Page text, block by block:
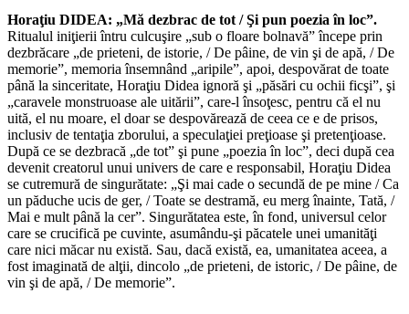
Horaţiu DIDEA: „Mă dezbrac de tot / Şi pun poezia în loc”.
Ritualul iniţierii întru culcuşire „sub o floare bolnavă” începe prin
dezbrăcare „de prieteni, de istorie, / De pâine, de vin şi de apă, / De
memorie”, memoria însemnând „aripile”, apoi, despovărat de toate
până la sinceritate, Horaţiu Didea ignoră şi „păsări cu ochii ficşi”, şi
„caravele monstruoase ale uitării”, care-l însoţesc, pentru că el nu
uită, el nu moare, el doar se despovărează de ceea ce e de prisos,
inclusiv de tentaţia zborului, a speculaţiei preţioase şi pretenţioase.
După ce se dezbracă „de tot” şi pune „poezia în loc”, deci după cea
devenit creatorul unui univers de care e responsabil, Horaţiu Didea
se cutremură de singurătate: „Şi mai cade o secundă de pe mine / Ca
un păduche ucis de ger, / Toate se destramă, eu merg înainte, Tată, /
Mai e mult până la cer”. Singurătatea este, în fond, universul celor
care se crucifică pe cuvinte, asumându-şi păcatele unei umanităţi
care nici măcar nu există. Sau, dacă există, ea, umanitatea aceea, a
fost imaginată de alţii, dincolo „de prieteni, de istoric, / De pâine, de
vin şi de apă, / De memorie”.